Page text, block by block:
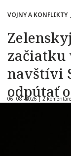
VOJNY A KONFLIKTY
začiatku
navštívi
odpútať
06. 08. 2026 | 2 komentáre